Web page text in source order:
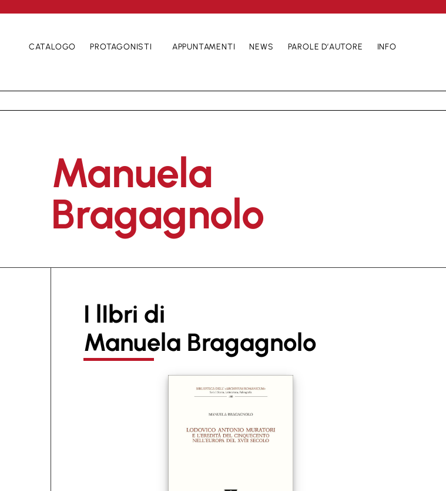
CATALOGO PROTAGONISTI APPUNTAMENTI NEWS PAROLE D’AUTORE INFO
Manuela
Bragagnolo
I lIbri di
Manuela Bragagnolo